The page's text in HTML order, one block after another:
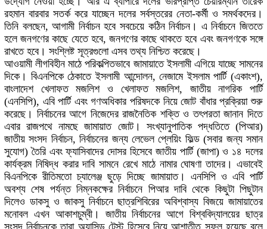
রহমান বারবার সতর্ক করে যাচ্ছেন দলের সর্বস্তরের নেতা-কর্মী ও সমর্থকদের।
তিনি বলছেন, আগামী নির্বাচন হবে সবচেয়ে কঠিন নির্বাচন। এ নির্বাচনে জিততে
হলে জনগণের কাছে যেতে হবে, জনগণের কাছে থাকতে হবে এবং জনগণকে সঙ্গে
রাখতে হবে। সংশ্লিষ্ট সূত্রগুলো এসব তথ্য নিশ্চিত করেছে।
আওয়ামী লীগবিহীন মাঠে পরিকল্পিতভাবে জামায়াতে ইসলামী এগিয়ে যাচ্ছে সামনের
দিকে। বিএনপিকে ঠেকাতে ইসলামী আন্দোলন, নেজামে ইসলাম পার্টি (একাংশ),
বাংলাদেশ খেলাফত মজলিশ ও খেলাফত মজলিশ, জাতীয় নাগরিক পার্টি
(এনসিপি), এবি পার্টি এবং গণঅধিকার পরিষদকে নিয়ে জোট বাঁধার প্রক্রিয়া শুরু
করেছে। নির্বাচনের আগে নিজেদের রাজনৈতিক শক্তি ও তৎপরতা জানান দিতে
এবার রাজপথে নামছে জামায়াত জোট। সংখ্যানুপাতিক পদ্ধতিতে (পিআর)
জাতীয় সংসদ নির্বাচন, নির্বাচনের জন্য লেভেল প্লেয়িং ফিল্ড (সবার জন্য সমান
সুযোগ) তৈরি এবং ফ্যাসিবাদের দোসর হিসেবে জাতীয় পার্টি (জাপা) ও ১৪ দলের
কার্যক্রম নিষিদ্ধ করার দাবি সামনে রেখে মাঠে নামার ঘোষণা তাদের। এভাবেই
বিএনপিকে রীতিমতো চ্যালেঞ্জ ছুড়ে দিচ্ছে জামায়াত। এনসিপি ও এবি পার্টি
অবশ্য শেষ পর্যন্ত নিম্নকক্ষের নির্বাচনে পিআর দাবি থেকে কিছুটা পিছুটান
দিলেও ডাকসু ও জাকসু নির্বাচনে ছাত্রশিবিরের অবিশ্বাস্য বিজয়ে জামায়াতের
মনোবল এখন আকাশচুম্বী। জাতীয় নির্বাচনের আগে বিশ্ববিদ্যালয়ের ছাত্র
সংসদ নির্বাচনকে তারা অ্যাসিড টেস্ট হিসেবে নিয়ে আশাতীত সফল হয়েছে বলে